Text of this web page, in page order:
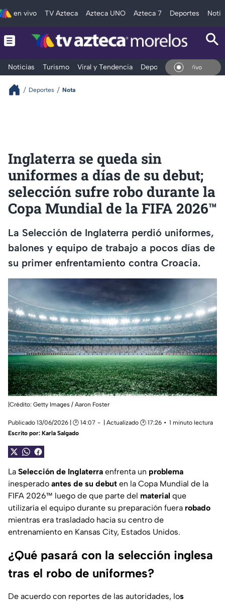
en vivo TV Azteca Azteca UNO Azteca 7 Deportes
Noticias Turismo Viral y Tendencia Deportes Espectáculos
En Vivo
Deportes Nota
Inglaterra se queda sin
uniformes a días de su debut;
selección sufre robo durante la
Copa Mundial de la FIFA 2026™
La Selección de Inglaterra perdió uniformes,
balones y equipo de trabajo a pocos días de
su primer enfrentamiento contra Croacia.
|Crédito: Getty Images / Aaron Foster
Publicado 13/06/2026 | 🕑 14:07 | Actualizado 🕑 17:26
1 minuto lectura
Escrito por: Karla Salgado
La Selección de Inglaterra enfrenta un problema
inesperado antes de su debut en la Copa Mundial de la
FIFA 2026™ luego de que parte del material que
utilizaría el equipo durante su preparación fuera robado
mientras era trasladado hacia su centro de
entrenamiento en Kansas City, Estados Unidos.
¿Qué pasará con la selección inglesa
tras el robo de uniformes?
De acuerdo con reportes de las autoridades, los